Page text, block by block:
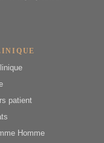
patient
Homme